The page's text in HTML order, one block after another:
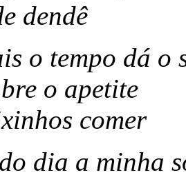
dendê
o tempo dá o
o apetite
comer
dia a minha